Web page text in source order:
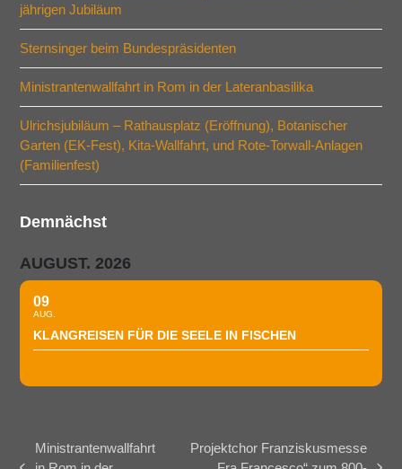
jährigen Jubiläum
Sternsinger beim Bundespräsidenten
Ministrantenwallfahrt in Rom in der Lateranbasilika
Ulrichsjubiläum – Rathausplatz (Eröffnung), Botanischer
Garten (EK-Fest), Kita-Wallfahrt, und Rote-Torwall-Anlagen
(Familienfest)
Demnächst
AUGUST. 2026
09
AUG.
KLANGREISEN FÜR DIE SEELE IN FISCHEN
Ministrantenwallfahrt
Projektchor Franziskusmesse